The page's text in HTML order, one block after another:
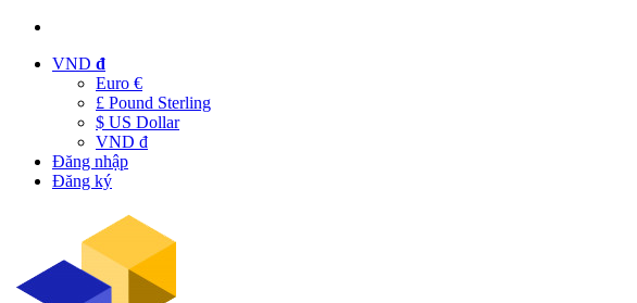
VND đ
Euro €
£ Pound Sterling
$ US Dollar
VND đ
Đăng nhập
Đăng ký